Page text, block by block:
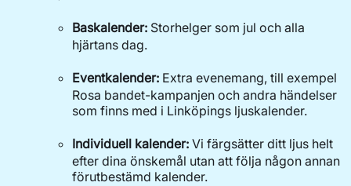
Baskalender: Storhelger som jul och alla
hjärtans dag.
Eventkalender: Extra evenemang, till exempel
Rosa bandet-kampanjen och andra händelser
som finns med i Linköpings ljuskalender.
Individuell kalender: Vi färgsätter ditt ljus helt
efter dina önskemål utan att följa någon annan
förutbestämd kalender.